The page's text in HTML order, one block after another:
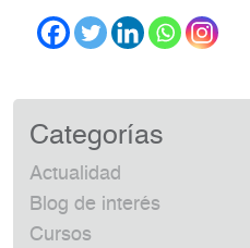
Categorías
Actualidad
Blog de interés
Cursos